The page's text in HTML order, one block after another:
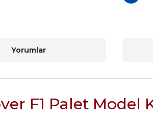
Yorumlar
F1 Palet Model